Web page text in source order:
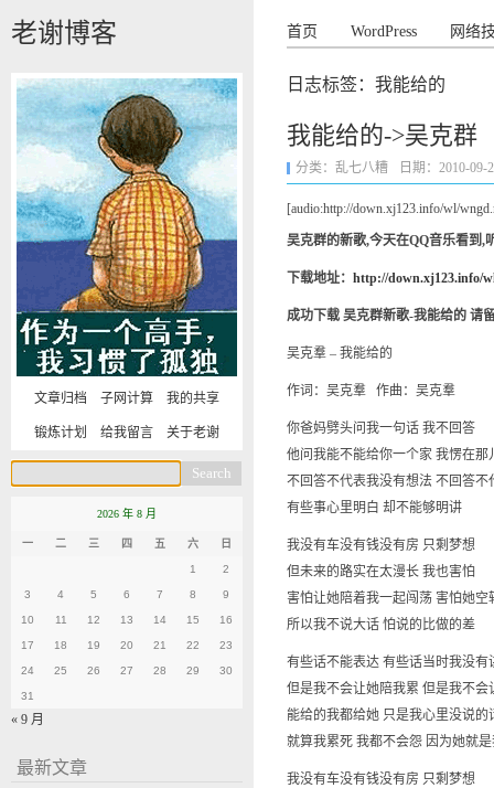
老谢博客 首页 WordPress 网络
日志标签：我能给的
我能给的->吴克群
分类： 乱七八糟 日期：2010-09-
[audio:http://down.xj123.info/wl/
吴克群的新歌,今天在QQ音乐看到,
下载地址： http://down.xj123.info/
成功下载 吴克群新歌-我能给的 请
吴克羣 – 我能给的
作词：吴克羣 作曲：吴克羣
你爸妈劈头问我一句话 我不回答
他问我能不能给你一个家 我愣在那
不回答不代表我没有想法 不回答不
有些事心里明白 却不能够明讲
我没有车没有钱没有房 只剩梦想
但未来的路实在太漫长 我也害怕
害怕让她陪着我一起闯荡 害怕她空
所以我不说大话 怕说的比做的差
有些话不能表达 有些话当时我没有
但是我不会让她陪我累 但是我不会
能给的我都给她 只是我心里没说的
就算我累死 我都不会怨 因为她就
我没有车没有钱没有房 只剩梦想
文章归档 子网计算 我的共享
锻炼计划 给我留言 关于老谢
2026 年 8 月
一 二 三 四 五 六 日
1 2
3 4 5 6 7 8 9
10 11 12 13 14 15 16
17 18 19 20 21 22 23
24 25 26 27 28 29 30
31
« 9 月
最新文章